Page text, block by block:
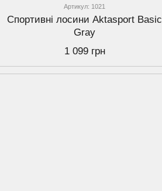
Артикул: 1021
Спортивнi лосини Aktasport Basic
Gray
1 099 грн